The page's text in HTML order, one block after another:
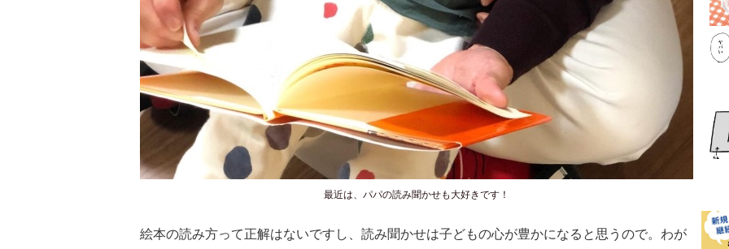
最近は、パパの読み聞かせも大好きです！
絵本の読み方って正解はないですし、読み聞かせは子どもの心が豊かになると思うので。わが